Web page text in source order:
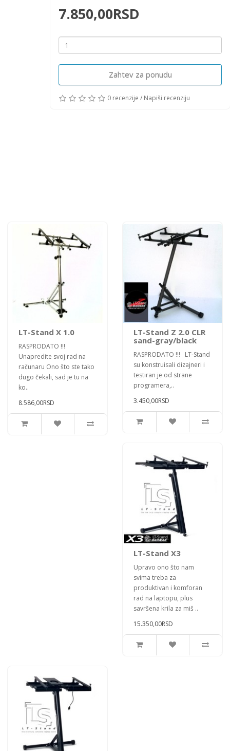
7.850,00RSD
Zahtev za ponudu
0 recenzije / Napiši recenziju
LT-Stand X 1.0
RASPRODATO !!!
Unapredite svoj rad na
računaru Ono što ste tako
dugo čekali, sad je tu na
ko..
8.586,00RSD
LT-Stand Z 2.0 CLR
sand-gray/black
RASPRODATO !!! LT-Stand
su konstruisali dizajneri i
testiran je od strane
programera,..
3.450,00RSD
LT-Stand X3
Upravo ono što nam
svima treba za
produktivan i komforan
rad na laptopu, plus
savršena krila za miš ..
15.350,00RSD